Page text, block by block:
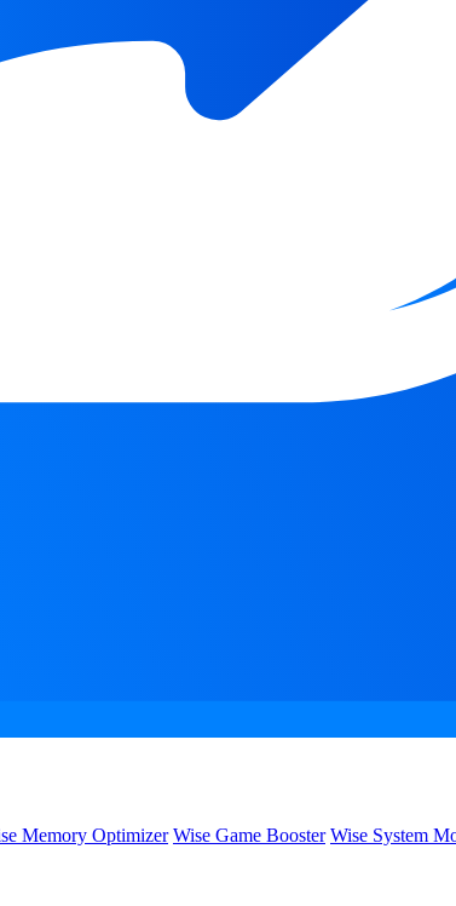
Memory Optimizer Wise Game Booster Wise System